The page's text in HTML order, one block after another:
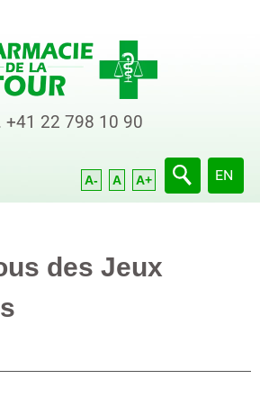
+41 22 798 10 90
A- A A+ EN
des Jeux